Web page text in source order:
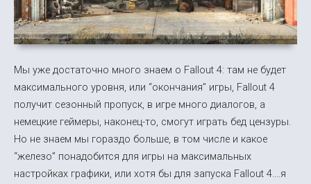
Мы уже достаточно много знаем о Fallout 4: там не будет
максимального уровня, или “окончания” игры, Fallout 4
получит сезонный пропуск, в игре много диалогов, а
немецкие геймеры, наконец-то, смогут играть бед цензуры.
Но не знаем мы гораздо больше, в том числе и какое
“железо” понадобится для игры на максимальных
настройках графики, или хотя бы для запуска Fallout 4....я